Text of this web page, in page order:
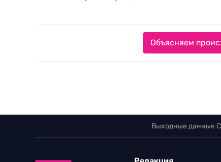
Объясняем
Выходные данные